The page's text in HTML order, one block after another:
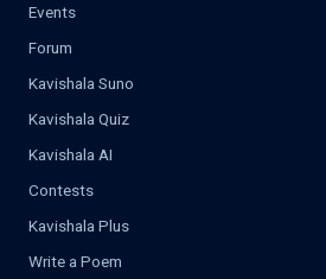
Events
Forum
Kavishala Suno
Kavishala Quiz
Kavishala AI
Contests
Kavishala Plus
Write a Poem